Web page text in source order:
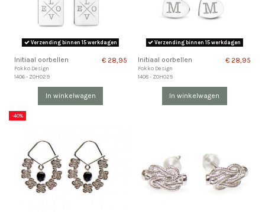
Verzending binnen 15 werkdagen
Initiaal oorbellen
Fokko Design
1406 - ZOH029
€ 28,95
In winkelwagen
Verzending binnen 15 werkdagen
Initiaal oorbellen
Fokko Design
1408 - ZOH025
€ 28,95
In winkelwagen
-40%